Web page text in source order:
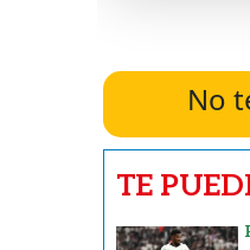
No
TE